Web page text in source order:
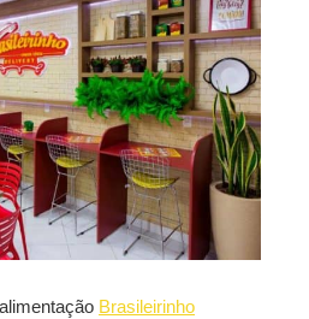
Brasileirinho